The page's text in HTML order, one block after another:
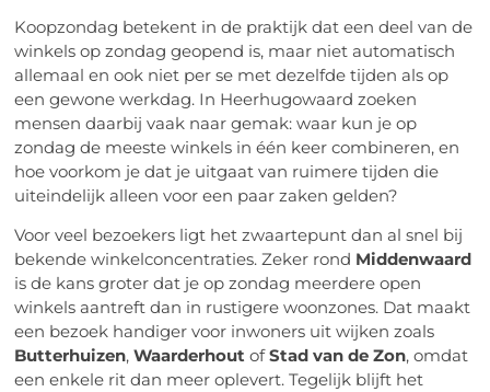
Koopzondag betekent in de praktijk dat een deel van de
winkels op zondag geopend is, maar niet automatisch
allemaal en ook niet per se met dezelfde tijden als op
een gewone werkdag. In Heerhugowaard zoeken
mensen daarbij vaak naar gemak: waar kun je op
zondag de meeste winkels in één keer combineren, en
hoe voorkom je dat je uitgaat van ruimere tijden die
uiteindelijk alleen voor een paar zaken gelden?
Voor veel bezoekers ligt het zwaartepunt dan al snel bij
bekende winkelconcentraties. Zeker rond Middenwaard
is de kans groter dat je op zondag meerdere open
winkels aantreft dan in rustigere woonzones. Dat maakt
een bezoek handiger voor inwoners uit wijken zoals
Butterhuizen,Waarderhout ofStad van de Zon, omdat
een enkele rit dan meer oplevert. Tegelijk blijft het